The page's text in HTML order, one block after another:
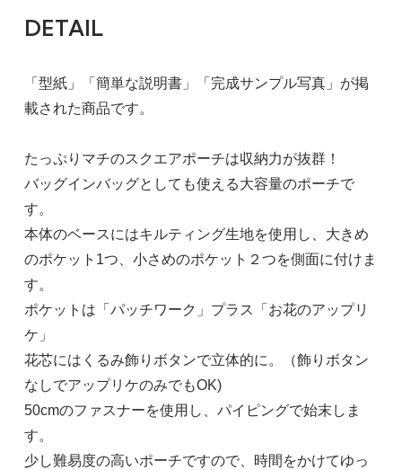
DETAIL
「型紙」「簡単な説明書」「完成サンプル写真」が掲
載された商品です。
たっぷりマチのスクエアポーチは収納力が抜群！
バッグインバッグとしても使える大容量のポーチで
す。
本体のベースにはキルティング生地を使用し、大きめ
のポケット1つ、小さめのポケット２つを側面に付けま
す。
ポケットは「パッチワーク」プラス「お花のアップリ
ケ」
花芯にはくるみ飾りボタンで立体的に。（飾りボタン
なしでアップリケのみでもOK)
50cmのファスナーを使用し、パイピングで始末しま
す。
少し難易度の高いポーチですので、時間をかけてゆっ